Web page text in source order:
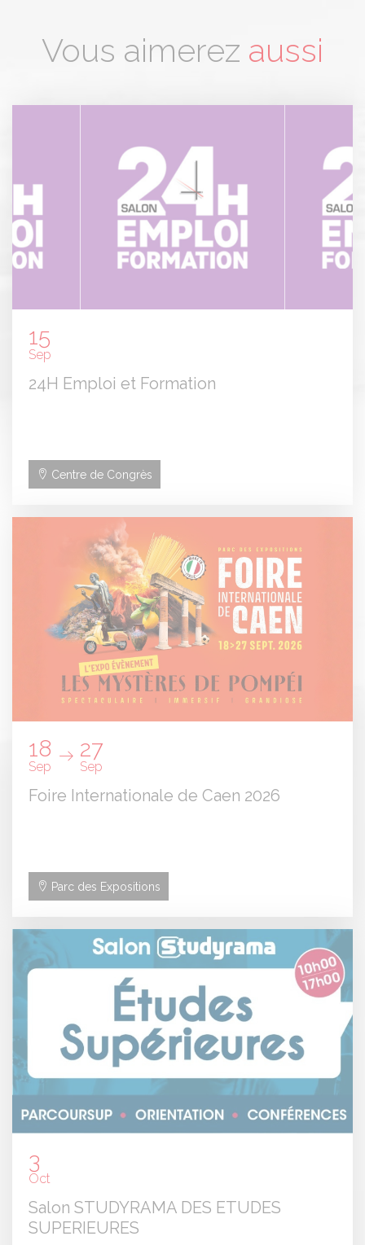
Vous aimerez aussi
15
Sep
24H Emploi et Formation
Centre de Congrès
18
Sep
27
Sep
Foire Internationale de Caen 2026
Parc des Expositions
3
Oct
Salon STUDYRAMA DES ETUDES
SUPERIEURES